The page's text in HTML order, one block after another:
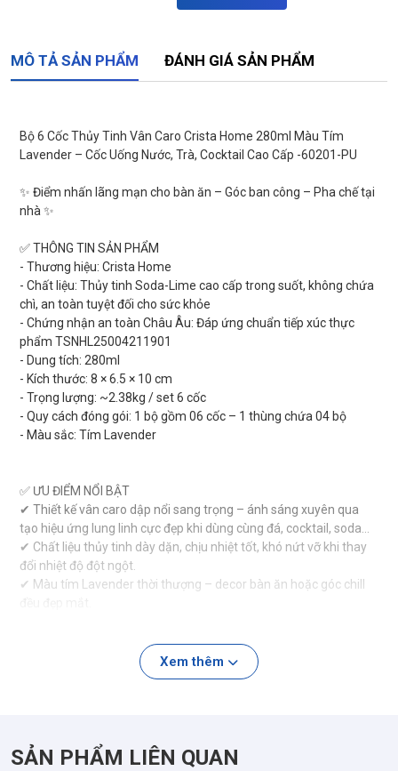
MÔ TẢ SẢN PHẨM ĐÁNH GIÁ SẢN PHẨM
Bộ 6 Cốc Thủy Tinh Vân Caro Crista Home 280ml Màu Tím
Lavender – Cốc Uống Nước, Trà, Cocktail Cao Cấp -60201-PU
✨ Điểm nhấn lãng mạn cho bàn ăn – Góc ban công – Pha chế tại
nhà ✨
✅ THÔNG TIN SẢN PHẨM
- Thương hiệu: Crista Home
- Chất liệu: Thủy tinh Soda-Lime cao cấp trong suốt, không chứa
chì, an toàn tuyệt đối cho sức khỏe
- Chứng nhận an toàn Châu Âu: Đáp ứng chuẩn tiếp xúc thực
phẩm TSNHL25004211901
- Dung tích: 280ml
- Kích thước: 8 × 6.5 × 10 cm
- Trọng lượng: ~2.38kg / set 6 cốc
- Quy cách đóng gói: 1 bộ gồm 06 cốc – 1 thùng chứa 04 bộ
- Màu sắc: Tím Lavender
✅ ƯU ĐIỂM NỔI BẬT
✔ Thiết kế vân caro dập nổi sang trọng – ánh sáng xuyên qua
tạo hiệu ứng lung linh cực đẹp khi dùng cùng đá, cocktail, soda…
✔ Chất liệu thủy tinh dày dặn, chịu nhiệt tốt, khó nứt vỡ khi thay
đổi nhiệt độ đột ngột.
✔ Màu tím Lavender thời thượng – decor bàn ăn hoặc góc chill
✔ Dễ vệ sinh – bề mặt nhẵn, không bám màu, dùng được với
🎉 Phù hợp cho:
Xem thêm
SẢN PHẨM LIÊN QUAN